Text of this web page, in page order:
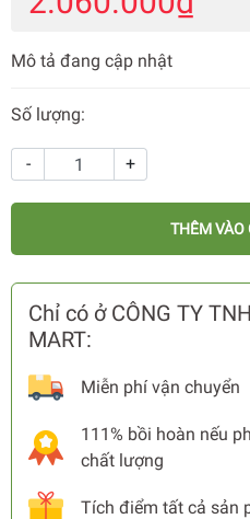
Mô tả đang cập nhật
Số lượng:
- +
THÊM VÀO
Chỉ có ở CÔNG TY
MART:
Miễn phí vận chuyển
111% bồi hoàn nếu
chất lượng
Tích điểm tất cả sản